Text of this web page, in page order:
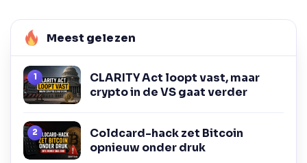
Meest gelezen
CLARITY Act loopt vast, maar
crypto in de VS gaat verder
Coldcard-hack zet Bitcoin
opnieuw onder druk